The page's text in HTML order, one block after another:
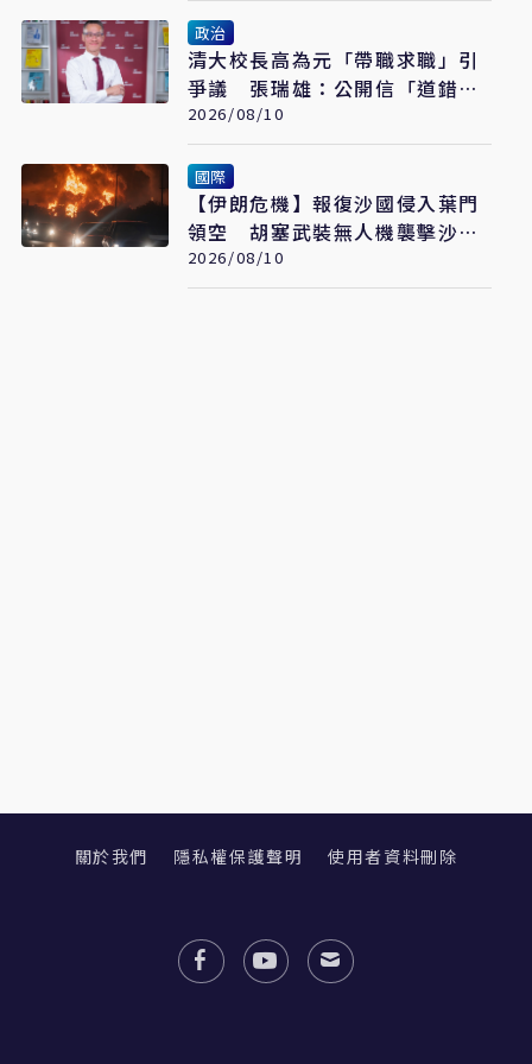
政治
清大校長高為元「帶職求職」引
爭議 張瑞雄：公開信「道錯
歉」
2026/08/10
國際
【伊朗危機】報復沙國侵入葉門
領空 胡塞武裝無人機襲擊沙國
石油設施
2026/08/10
關於我們 隱私權保護聲明 使用者資料刪除